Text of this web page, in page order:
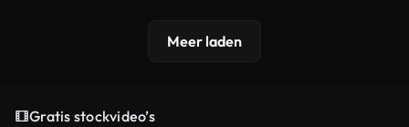
Meer laden
Gratis stockvideo’s